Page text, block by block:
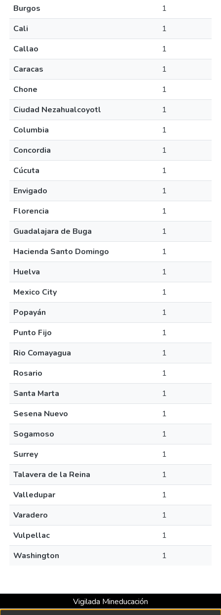
Burgos
1
Cali
1
Callao
1
Caracas
1
Chone
1
Ciudad Nezahualcoyotl
1
Columbia
1
Concordia
1
Cúcuta
1
Envigado
1
Florencia
1
Guadalajara de Buga
1
Hacienda Santo Domingo
1
Huelva
1
Mexico City
1
Popayán
1
Punto Fijo
1
Rio Comayagua
1
Rosario
1
Santa Marta
1
Sesena Nuevo
1
Sogamoso
1
Surrey
1
Talavera de la Reina
1
Valledupar
1
Varadero
1
Vulpellac
1
Washington
1
Vigilada Mineducación